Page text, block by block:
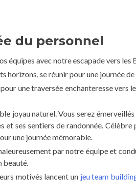
du personnel
équipes avec notre escapade vers les
horizons, se réunir pour une journée
une traversée enchanteresse vers
joyau naturel. Vous serez
et ses sentiers de randonnée.
une journée mémorable.
par notre équipe et
beauté.
motivés lancent un jeu team